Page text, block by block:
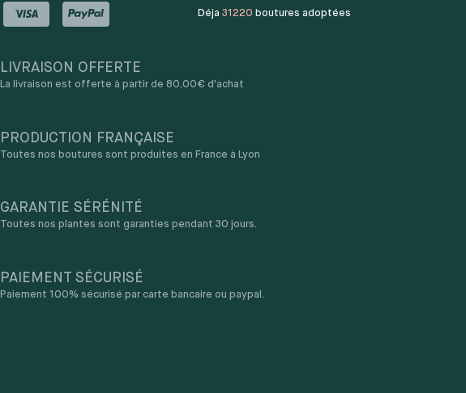
Déja 31220 boutures adoptées
LIVRAISON OFFERTE
La livraison est offerte à partir de 80,00€ d'achat
PRODUCTION FRANÇAISE
Toutes nos boutures sont produites en France à Lyon
GARANTIE SÉRÉNITÉ
Toutes nos plantes sont garanties pendant 30 jours.
PAIEMENT SÉCURISÉ
Paiement 100% sécurisé par carte bancaire ou paypal.